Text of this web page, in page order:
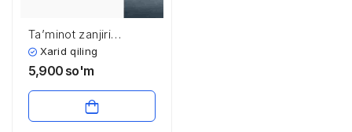
Ta’minot zanjiri
xavfsizligi va risklarni
boshqarish
Xarid qiling
5,900 so'm